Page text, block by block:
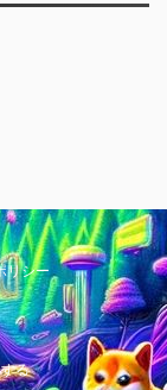
リシー
る